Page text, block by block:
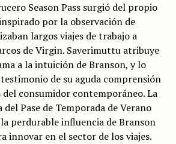
Season Pass surgió del propio
por la observación de
largos viajes de trabajo a
de Virgin. Saverimuttu atribuye
a la intuición de Branson, y lo
de su aguda comprensión
del consumidor contemporáneo. La
Pase de Temporada de Verano
perdurable influencia de Branson
innovar en el sector de los viajes.